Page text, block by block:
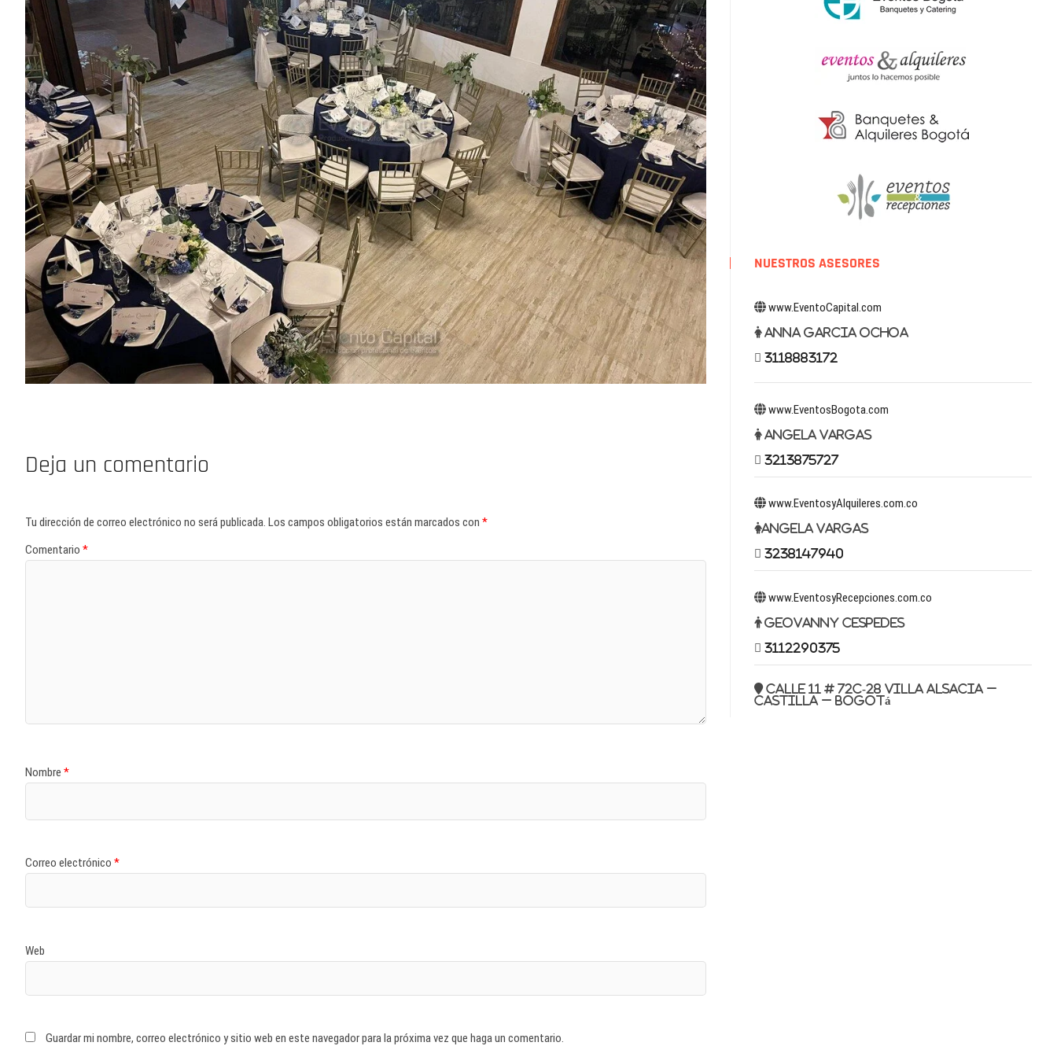
Deja un comentario
Tu dirección de correo electrónico no será publicada. Los campos obligatorios están marcados con *
Comentario *
Nombre *
Correo electrónico *
Web
Guardar mi nombre, correo electrónico y sitio web en este navegador para la próxima vez que haga un comentario.
NUESTROS ASESORES
www.EventoCapital.com
Anna Garcia Ochoa
3118883172
www.EventosBogota.com
Angela Vargas
3213875727
www.EventosyAlquileres.com.co
Angela Vargas
3238147940
www.EventosyRecepciones.com.co
Geovanny Cespedes
3112290375
Calle 11 # 72c-28 Villa Alsacia –
Castilla – Bogotá